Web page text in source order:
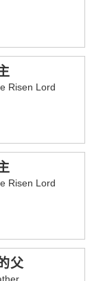
Risen Lord
Risen Lord
父